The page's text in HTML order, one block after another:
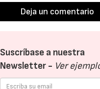
Deja un comentario
Suscríbase a nuestra
Newsletter - Ver